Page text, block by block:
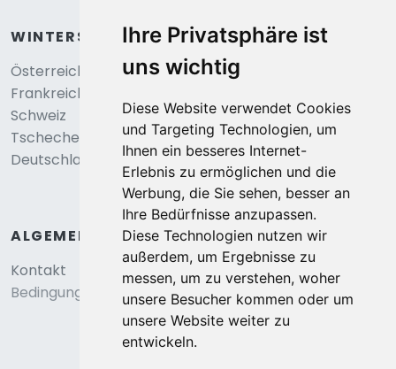
Ihre Privatsphäre ist
uns wichtig
Diese Website verwendet Cookies
und Targeting Technologien, um
Ihnen ein besseres Internet-
Erlebnis zu ermöglichen und die
Werbung, die Sie sehen, besser an
Ihre Bedürfnisse anzupassen.
Diese Technologien nutzen wir
außerdem, um Ergebnisse zu
messen, um zu verstehen, woher
unsere Besucher kommen oder um
unsere Website weiter zu
entwickeln.
WINTERSPORT
Österreich
Frankreich
Schweiz
Tschechei
Deutschland
ALGEMEIN
Kontakt
Bedingungen und konditionen